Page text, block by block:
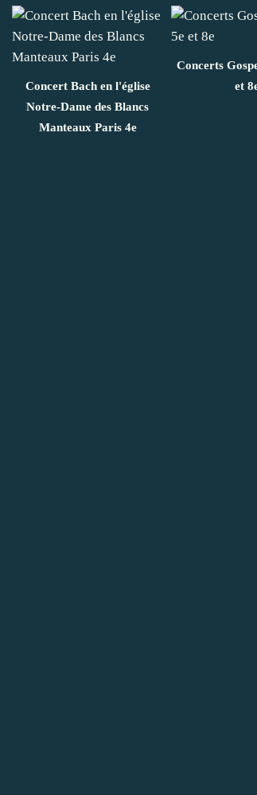
Concert Bach en l'église
Notre-Dame des Blancs
Manteaux Paris 4e
Concerts
et